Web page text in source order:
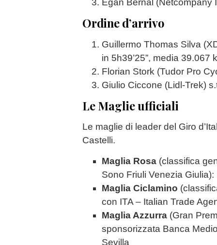
Egan Bernal (Netcompany
Ordine d’arrivo
Guillermo Thomas Silva
in 5h39’25”, media 39.067
Florian Stork (Tudor Pro
Giulio Ciccone (Lidl-Trek)
Le Maglie ufficiali
Le maglie di leader del Giro
Castelli.
Maglia Rosa (classifica
Sono Friuli Venezia
Maglia Ciclamino
con ITA – Italian Trade
Maglia Azzurra (Gran
sponsorizzata Banca
Sevilla